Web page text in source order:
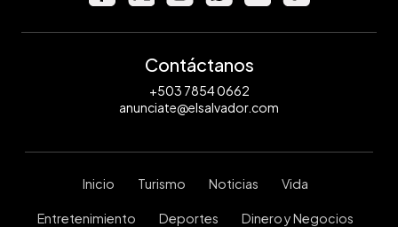
Contáctanos
+503 7854 0662
anunciate@elsalvador.com
Inicio Turismo Noticias Vida
Entretenimiento Deportes Dinero y Negocios